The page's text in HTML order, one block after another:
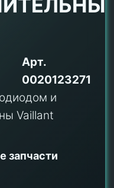
Арт.
0020123271
запчасти